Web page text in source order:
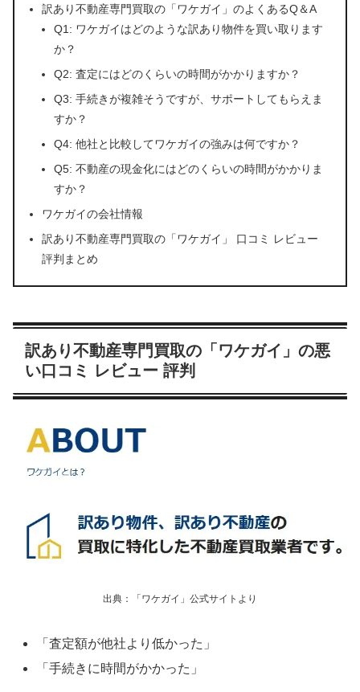
訳あり不動産専門買取の「ワケガイ」のよくあるQ＆A
Q1: ワケガイはどのような訳あり物件を買い取ります
か？
Q2: 査定にはどのくらいの時間がかかりますか？
Q3: 手続きが複雑そうですが、サポートしてもらえま
すか？
Q4: 他社と比較してワケガイの強みは何ですか？
Q5: 不動産の現金化にはどのくらいの時間がかかりま
すか？
ワケガイの会社情報
訳あり不動産専門買取の「ワケガイ」 口コミ レビュー
評判まとめ
訳あり不動産専門買取の「ワケガイ」の悪
い口コミ レビュー 評判
出典：「ワケガイ」公式サイトより
「査定額が他社より低かった」
「手続きに時間がかかった」